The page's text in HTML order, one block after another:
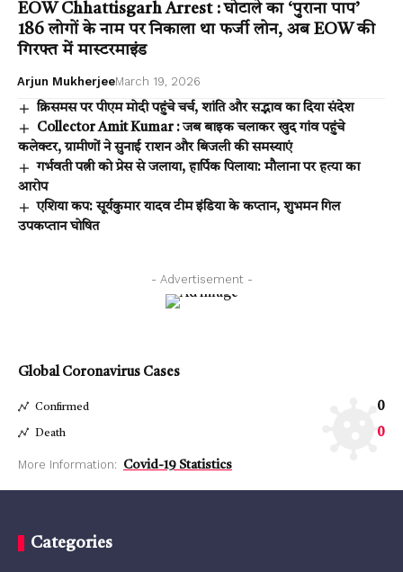
EOW Chhattisgarh Arrest : घोटाले का ‘पुराना पाप’
186 लोगों के नाम पर निकाला था फर्जी लोन, अब EOW की
गिरफ्त में मास्टरमाइंड
Arjun MukherjeeMarch 19, 2026
क्रिसमस पर पीएम मोदी पहुंचे चर्च, शांति और सद्भाव का दिया संदेश
Collector Amit Kumar : जब बाइक चलाकर खुद गांव पहुंचे
कलेक्टर, ग्रामीणों ने सुनाई राशन और बिजली की समस्याएं
गर्भवती पत्नी को प्रेस से जलाया, हार्पिक पिलाया: मौलाना पर हत्या का
आरोप
एशिया कप: सूर्यकुमार यादव टीम इंडिया के कप्तान, शुभमन गिल
उपकप्तान घोषित
- Advertisement -
Global Coronavirus Cases
Confirmed 0
Death 0
More Information: Covid-19 Statistics
Categories